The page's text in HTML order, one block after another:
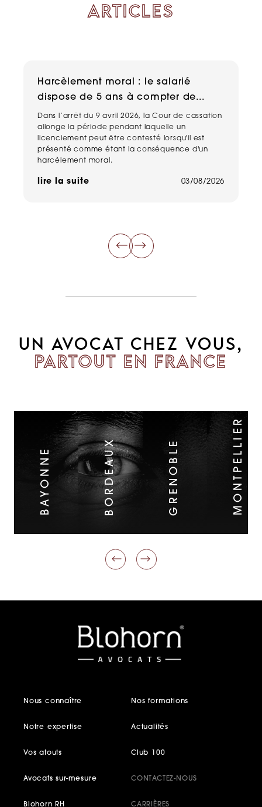
ARTICLES
Harcèlement moral : le salarié
dispose de 5 ans à compter de...
Dans l’arrêt du 9 avril 2026, la Cour de cassation
allonge la période pendant laquelle un
licenciement peut être contesté lorsqu'il est
présenté comme étant la conséquence d'un
harcèlement moral.
lire la suite 03/08/2026
UN AVOCAT CHEZ VOUS,
PARTOUT EN FRANCE
BAYONNE BORDEAUX GRENOBLE MONTPELLIER
Nous connaître
Notre expertise
Vos atouts
Nos formations
Actualités
Club 100
Avocats sur-mesure
Blohorn RH
CONTACTEZ-NOUS
CARRIÈRES